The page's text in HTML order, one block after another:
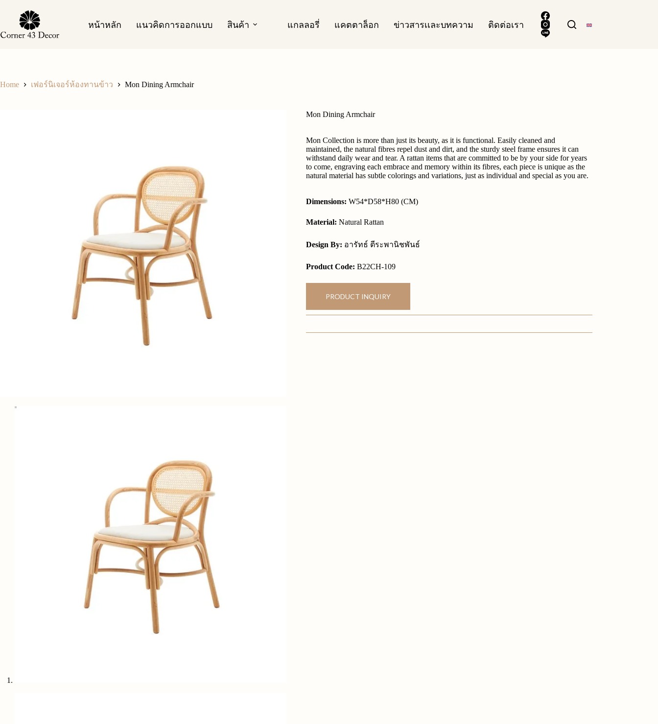
content
หน้าหลัก แนวคิดการออกแบบ สินค้า แกลลอรี่ แคตตาล็อก ข่าวสารเเละบทความ ติดต่อเรา
Home เฟอร์นิเจอร์ห้องทานข้าว Mon Dining Armchair
Mon Dining Armchair
Mon Collection is more than just its beauty, as it is functional. Easily cleaned and
maintained, the natural fibres repel dust and dirt, and the sturdy steel frame ensures it can
withstand daily wear and tear. A rattan items that are committed to be by your side for years
to come, engraving each embrace and memory within its fibres, each piece is unique as the
natural material has subtle colorings and variations, just as individual and special as you are.
Dimensions: W54*D58*H80 (CM)
Material: Natural Rattan
Design By: อารัทธ์ ตีระพานิชพันธ์
Product Code: B22CH-109
PRODUCT INQUIRY